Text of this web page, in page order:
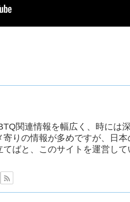
関連情報を幅広く、時には
寄りの情報が多めですが、日
ばと、このサイトを運営して